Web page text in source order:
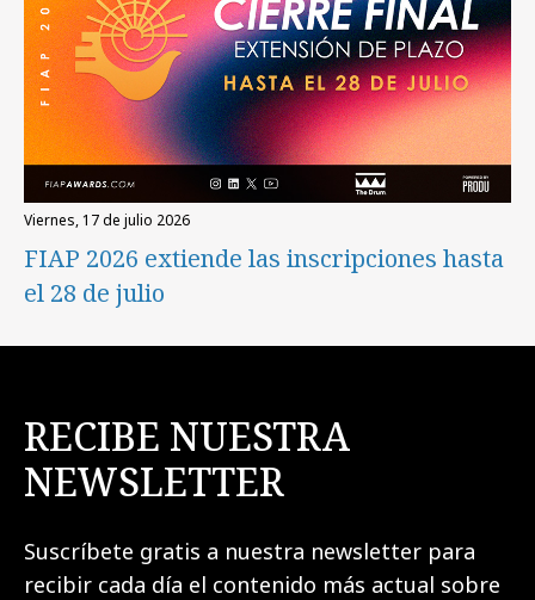
viernes, 17 de julio 2026
FIAP 2026 extiende las inscripciones hasta
el 28 de julio
RECIBE NUESTRA
NEWSLETTER
Suscríbete gratis a nuestra newsletter para
recibir cada día el contenido más actual sobre